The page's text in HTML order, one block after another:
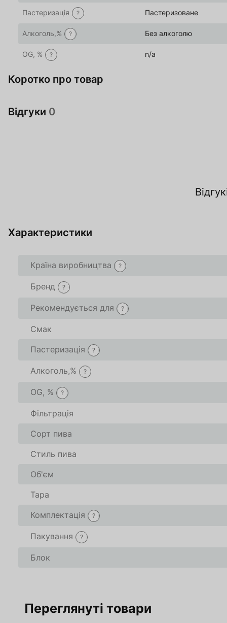
Пастеризація ? Пастеризоване
Алкоголь,% ? Без алкоголю
OG, % ? n/a
Коротко про товар
Відгуки 0
Характеристики
Країна виробництва ?
Бренд ?
Рекомендується для ?
Смак
Пастеризація
?
Алкоголь,% ?
OG, % ?
Фільтрація
Сорт пива
Стиль пива
Об'єм
Тара
Комплектація
?
Пакування ?
Блок
Переглянуті товари